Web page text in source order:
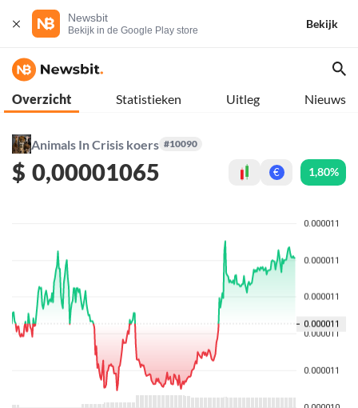
Newsbit
Bekijk in de Google Play store
Bekijk
Overzicht Statistieken Uitleg Nieuws
Animals In Crisis koers #10090
$ 0,00001065 € 1,80%